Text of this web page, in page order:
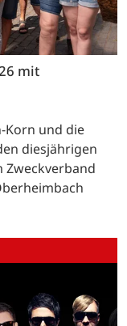
mit
Korn und die
diesjährigen
Zweckverband